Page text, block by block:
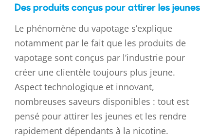
Des produits conçus pour attirer les jeunes
Le phénomène du vapotage s’explique
notamment par le fait que les produits de
vapotage sont conçus par l’industrie pour
créer une clientèle toujours plus jeune.
Aspect technologique et innovant,
nombreuses saveurs disponibles : tout est
pensé pour attirer les jeunes et les rendre
rapidement dépendants à la nicotine.